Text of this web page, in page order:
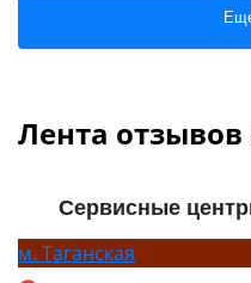
Лента отзывов
Сервисные
м. Таганская